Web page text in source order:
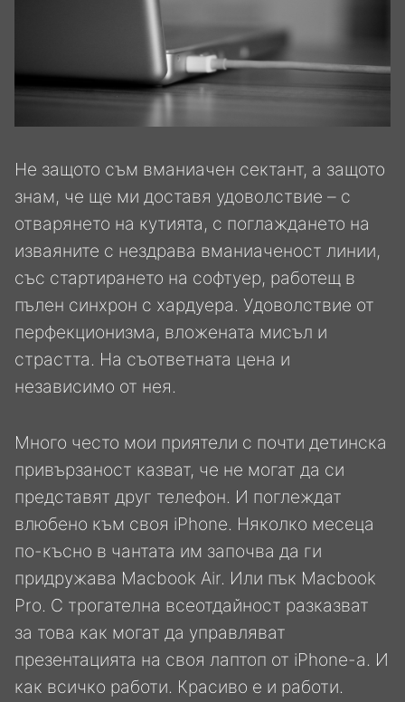
Не защото съм вманиачен сектант, а защото
знам, че ще ми доставя удоволствие – с
отварянето на кутията, с поглаждането на
изваяните с нездрава вманиаченост линии,
със стартирането на софтуер, работещ в
пълен синхрон с хардуера. Удоволствие от
перфекционизма, вложената мисъл и
страстта. На съответната цена и
независимо от нея.
Много често мои приятели с почти детинска
привързаност казват, че не могат да си
представят друг телефон. И поглеждат
влюбено към своя iPhone. Няколко месеца
по-късно в чантата им започва да ги
придружава Macbook Air. Или пък Macbook
Pro. С трогателна всеотдайност разказват
за това как могат да управляват
презентацията на своя лаптоп от iPhone-a. И
как всичко работи. Красиво е и работи.